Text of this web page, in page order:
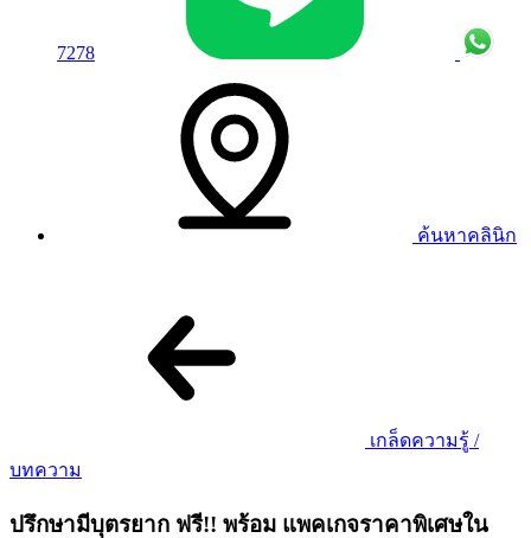
7278
ค้นหาคลินิก
เกล็ดความรู้ /
บทความ
ปรึกษามีบุตรยาก ฟรี!! พร้อม แพคเกจราคาพิเศษใน